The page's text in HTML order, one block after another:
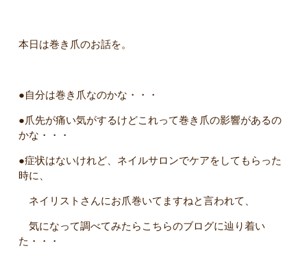
本日は巻き爪のお話を。
●自分は巻き爪なのかな・・・
●爪先が痛い気がするけどこれって巻き爪の影響があるの
かな・・・
●症状はないけれど、ネイルサロンでケアをしてもらった
時に、
ネイリストさんにお爪巻いてますねと言われて、
気になって調べてみたらこちらのブログに辿り着い
た・・・